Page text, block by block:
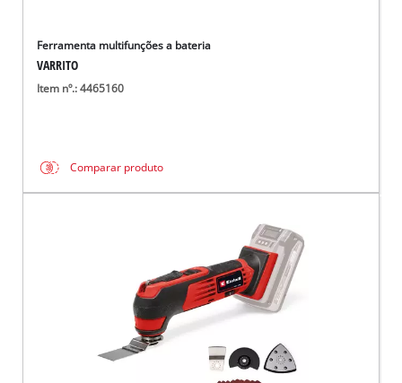
Ferramenta multifunções a bateria
VARRITO
Item nº.: 4465160
Comparar produto